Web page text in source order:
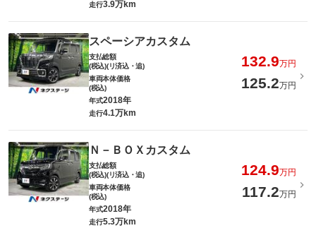
走行3.9万km
スペーシアカスタム
支払総額
(税込)(リ済込・追)
132.9万円
車両本体価格
(税込)
125.2万円
年式2018年
走行4.1万km
Ｎ－ＢＯＸカスタム
支払総額
(税込)(リ済込・追)
124.9万円
車両本体価格
(税込)
117.2万円
年式2018年
走行5.3万km